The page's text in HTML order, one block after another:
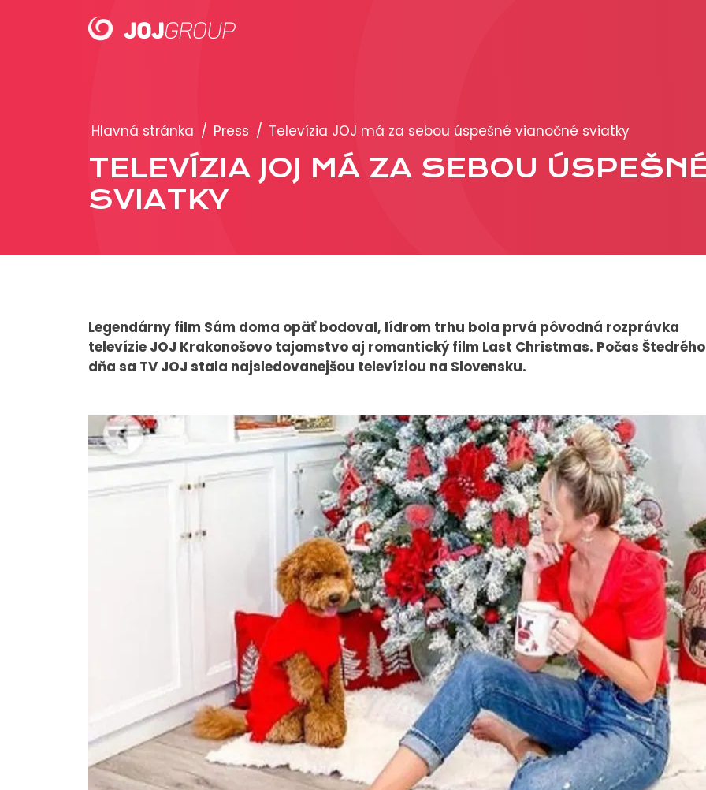
Produkty
formátoch
O NÁS
Kariéra
PRESS
Tlačové správy
B2B Rozhovory
VEREJNÉ
VYSIELANIE
MS 2026
Hlavná stránka / Press / Televízia JOJ má za sebou úspešné vianočné sviatky
TELEVÍZIA JOJ MÁ ZA SEBOU
SVIATKY
Legendárny film Sám doma opäť bodoval, lídrom trhu bola prvá pôvodná rozprávka
televízie JOJ Krakonošovo tajomstvo aj romantický film Last Christmas. Počas Štedrého
dňa sa TV JOJ stala najsledovanejšou televíziou na Slovensku.